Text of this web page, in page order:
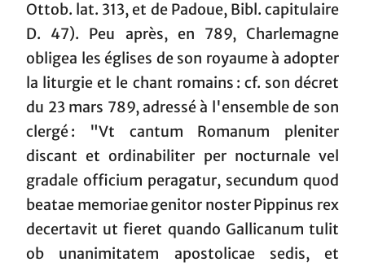
Ottob. lat. 313, et de Padoue, Bibl. capitulaire
D. 47). Peu après, en 789, Charlemagne
obligea les églises de son royaume à adopter
la liturgie et le chant romains : cf. son décret
du 23 mars 789, adressé à l'ensemble de son
clergé : "Vt cantum Romanum pleniter
discant et ordinabiliter per nocturnale vel
gradale officium peragatur, secundum quod
beatae memoriae genitor noster Pippinus rex
decertavit ut fieret quando Gallicanum tulit
ob unanimitatem apostolicae sedis, et